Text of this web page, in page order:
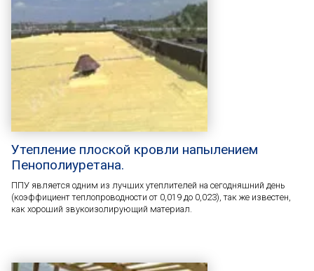
Утепление плоской кровли напылением
Пенополиуретана.
ППУ является одним из лучших утеплителей на сегодняшний день
(коэффициент теплопроводности от 0,019 до 0,023), так же известен,
как хороший звукоизолирующий материал.